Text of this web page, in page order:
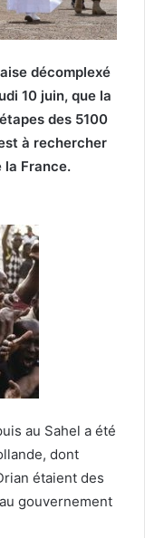
décomplexé
10 juin, que la
des 5100
à rechercher
la France.
au Sahel a été
dont
étaient des
gouvernement